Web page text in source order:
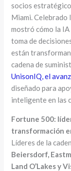
socios
Miami. Celebrado
mostró cómo la
toma de
están
cadena de
UnisonIQ, el
diseñado para
inteligente en las
Fortune 500:
transformación
Líderes de la
Beiersdorf,
Land O’Lakes y